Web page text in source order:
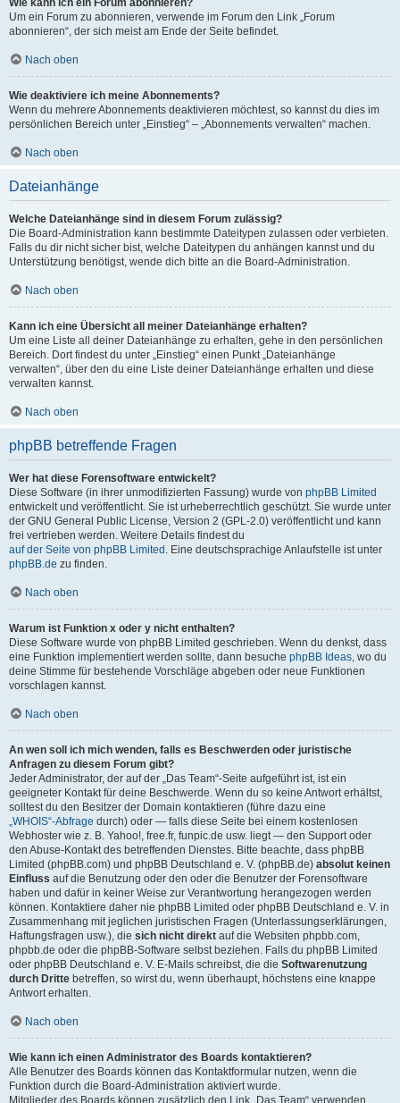
Wie kann ich ein Forum abonnieren?
Um ein Forum zu abonnieren, verwende im Forum den Link „Forum
abonnieren“, der sich meist am Ende der Seite befindet.
Nach oben
Wie deaktiviere ich meine Abonnements?
Wenn du mehrere Abonnements deaktivieren möchtest, so kannst du dies im
persönlichen Bereich unter „Einstieg“ – „Abonnements verwalten“ machen.
Nach oben
Dateianhänge
Welche Dateianhänge sind in diesem Forum zulässig?
Die Board-Administration kann bestimmte Dateitypen zulassen oder verbieten.
Falls du dir nicht sicher bist, welche Dateitypen du anhängen kannst und du
Unterstützung benötigst, wende dich bitte an die Board-Administration.
Nach oben
Kann ich eine Übersicht all meiner Dateianhänge erhalten?
Um eine Liste all deiner Dateianhänge zu erhalten, gehe in den persönlichen
Bereich. Dort findest du unter „Einstieg“ einen Punkt „Dateianhänge
verwalten“, über den du eine Liste deiner Dateianhänge erhalten und diese
verwalten kannst.
Nach oben
phpBB betreffende Fragen
Wer hat diese Forensoftware entwickelt?
Diese Software (in ihrer unmodifizierten Fassung) wurde von phpBB Limited
entwickelt und veröffentlicht. Sie ist urheberrechtlich geschützt. Sie wurde unter
der GNU General Public License, Version 2 (GPL-2.0) veröffentlicht und kann
frei vertrieben werden. Weitere Details findest du
auf der Seite von phpBB Limited . Eine deutschsprachige Anlaufstelle ist unter
phpBB.de zu finden.
Nach oben
Warum ist Funktion x oder y nicht enthalten?
Diese Software wurde von phpBB Limited geschrieben. Wenn du denkst, dass
eine Funktion implementiert werden sollte, dann besuche phpBB Ideas, wo du
deine Stimme für bestehende Vorschläge abgeben oder neue Funktionen
vorschlagen kannst.
Nach oben
An wen soll ich mich wenden, falls es Beschwerden oder juristische
Anfragen zu diesem Forum gibt?
Jeder Administrator, der auf der „Das Team“-Seite aufgeführt ist, ist ein
geeigneter Kontakt für deine Beschwerde. Wenn du so keine Antwort erhältst,
solltest du den Besitzer der Domain kontaktieren (führe dazu eine
„WHOIS“-Abfrage durch) oder — falls diese Seite bei einem kostenlosen
Webhoster wie z. B. Yahoo!, free.fr, funpic.de usw. liegt — den Support oder
den Abuse-Kontakt des betreffenden Dienstes. Bitte beachte, dass phpBB
Limited (phpBB.com) und phpBB Deutschland e. V. (phpBB.de) absolut keinen
Einfluss auf die Benutzung oder den oder die Benutzer der Forensoftware
haben und dafür in keiner Weise zur Verantwortung herangezogen werden
können. Kontaktiere daher nie phpBB Limited oder phpBB Deutschland e. V. in
Zusammenhang mit jeglichen juristischen Fragen (Unterlassungserklärungen,
Haftungsfragen usw.), die sich nicht direkt auf die Websiten phpbb.com,
phpbb.de oder die phpBB-Software selbst beziehen. Falls du phpBB Limited
oder phpBB Deutschland e. V. E-Mails schreibst, die die Softwarenutzung
durch Dritte betreffen, so wirst du, wenn überhaupt, höchstens eine knappe
Antwort erhalten.
Nach oben
Wie kann ich einen Administrator des Boards kontaktieren?
Alle Benutzer des Boards können das Kontaktformular nutzen, wenn die
Funktion durch die Board-Administration aktiviert wurde.
Mitglieder des Boards können zusätzlich den Link „Das Team“ verwenden.